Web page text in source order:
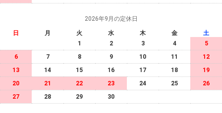
2026年9月の定休日
日 月 火 水 木 金
土
1
2 3 4
5
6
7 8 9 10 11
12
13
14 15 16 17 18
19
20
21 22 23 24 25
26
27
28 29 30